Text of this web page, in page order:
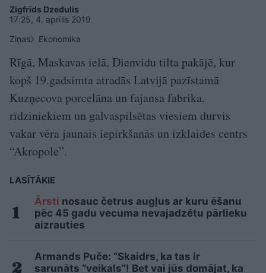
Zigfrīds Dzedulis
17:25, 4. aprīlis 2019
Ziņas
Ekonomika
Rīgā, Maskavas ielā, Dienvidu tilta pakājē, kur
kopš 19.gadsimta atradās Latvijā pazīstamā
Kuzņecova porcelāna un fajansa fabrika,
rīdziniekiem un galvaspilsētas viesiem durvis
vakar vēra jaunais iepirkšanās un izklaides centrs
“Akropole”.
LASĪTĀKIE
Ārsti nosauc četrus augļus ar kuru ēšanu
pēc 45 gadu vecuma nevajadzētu pārlieku
aizrauties
Armands Puče: “Skaidrs, ka tas ir
sarunāts “veikals”! Bet vai jūs domājat, ka